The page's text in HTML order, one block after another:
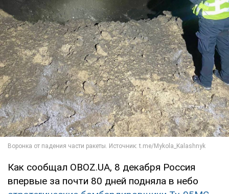
Как сообщал OBOZ.UA, 8 декабря Россия
впервые за почти 80 дней подняла в небо